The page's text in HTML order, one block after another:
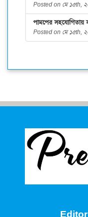
Posted on মে ১৫th,
পামপের সহযোগিতায়
Posted on মে ১৫th,